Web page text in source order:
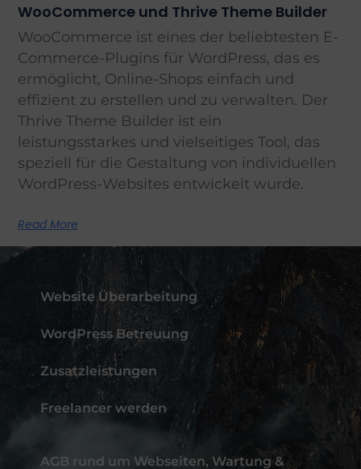
WooCommerce und Thrive Theme Builder
WooCommerce ist eines der beliebtesten E-
Commerce-Plugins für WordPress, das es
ermöglicht, Online-Shops einfach und
effizient zu erstellen und zu verwalten. Der
Thrive Theme Builder ist ein
leistungsstarkes und vielseitiges Tool, das
speziell für die Gestaltung von individuellen
WordPress-Websites entwickelt wurde.
Read More
Website Überarbeitung
WordPress Betreuung
Zusatzleistungen
Freelancer werden
AGB rund um Webseiten, Wartung &